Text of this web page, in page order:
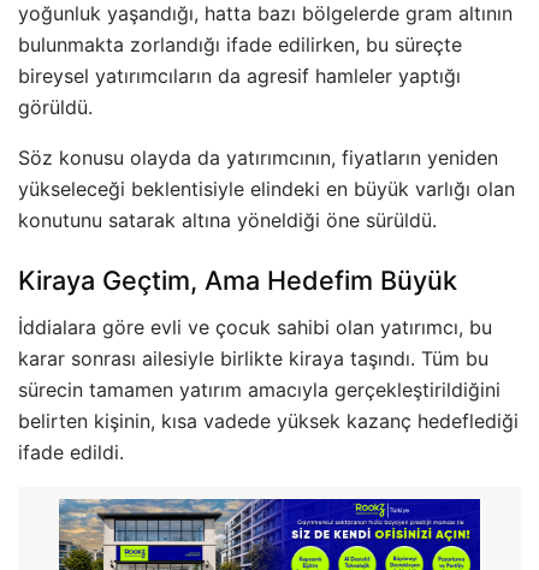
yoğunluk yaşandığı, hatta bazı bölgelerde gram altının
bulunmakta zorlandığı ifade edilirken, bu süreçte
bireysel yatırımcıların da agresif hamleler yaptığı
görüldü.
Söz konusu olayda da yatırımcının, fiyatların yeniden
yükseleceği beklentisiyle elindeki en büyük varlığı olan
konutunu satarak altına yöneldiği öne sürüldü.
Kiraya Geçtim, Ama Hedefim Büyük
İddialara göre evli ve çocuk sahibi olan yatırımcı, bu
karar sonrası ailesiyle birlikte kiraya taşındı. Tüm bu
sürecin tamamen yatırım amacıyla gerçekleştirildiğini
belirten kişinin, kısa vadede yüksek kazanç hedeflediği
ifade edildi.